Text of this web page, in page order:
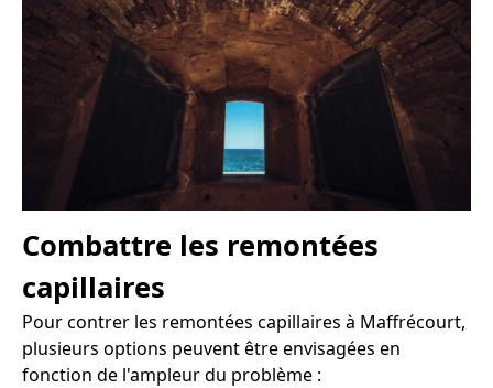
Combattre les remontées
capillaires
Pour contrer les remontées capillaires à Maffrécourt,
plusieurs options peuvent être envisagées en
fonction de l'ampleur du problème :